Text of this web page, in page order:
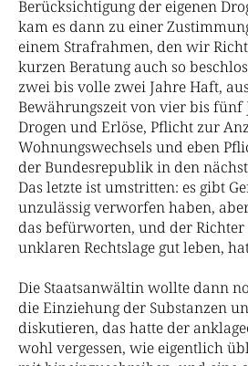
Berücksichtigung der eigenen
kam es dann zu einer
einem Strafrahmen, den wir
kurzen Beratung auch so
zwei bis volle zwei Jahre Haft,
Bewährungszeit von vier bis fünf
Drogen und Erlöse, Pflicht zur
Wohnungswechsels und eben
der Bundesrepublik in den
Das letzte ist umstritten: es gibt
unzulässig verworfen haben,
das befürworten, und der
unklaren Rechtslage gut leben,
Die Staatsanwältin wollte dann
die Einziehung der Substanzen
diskutieren, das hatte der
wohl vergessen, wie eigentlich